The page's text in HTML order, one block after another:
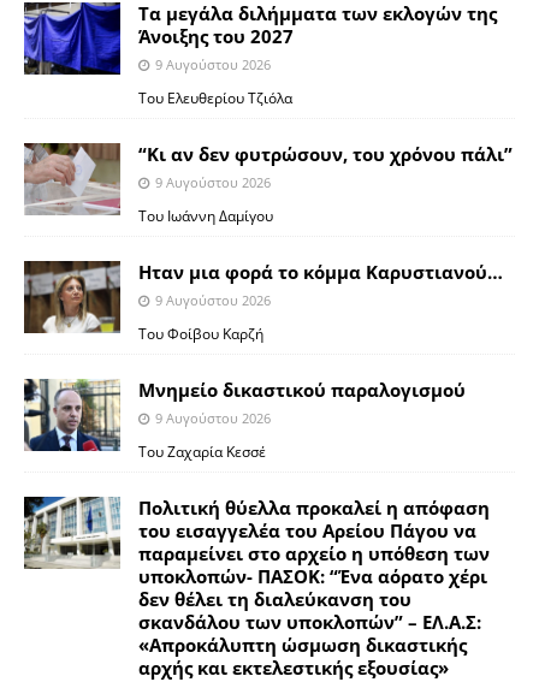
Τα μεγάλα διλήμματα των εκλογών της
Άνοιξης του 2027
9 Αυγούστου 2026
Του Ελευθερίου Τζιόλα
“Κι αν δεν φυτρώσουν, του χρόνου πάλι”
9 Αυγούστου 2026
Toυ Ιωάννη Δαμίγου
Ηταν μια φορά το κόμμα Καρυστιανού…
9 Αυγούστου 2026
Του Φοίβου Καρζή
Μνημείο δικαστικού παραλογισμού
9 Αυγούστου 2026
Του Ζαχαρία Κεσσέ
Πολιτική θύελλα προκαλεί η απόφαση
του εισαγγελέα του Αρείου Πάγου να
παραμείνει στο αρχείο η υπόθεση των
υποκλοπών- ΠΑΣΟΚ: “Ένα αόρατο χέρι
δεν θέλει τη διαλεύκανση του
σκανδάλου των υποκλοπών” – ΕΛ.Α.Σ:
«Απροκάλυπτη ώσμωση δικαστικής
αρχής και εκτελεστικής εξουσίας»